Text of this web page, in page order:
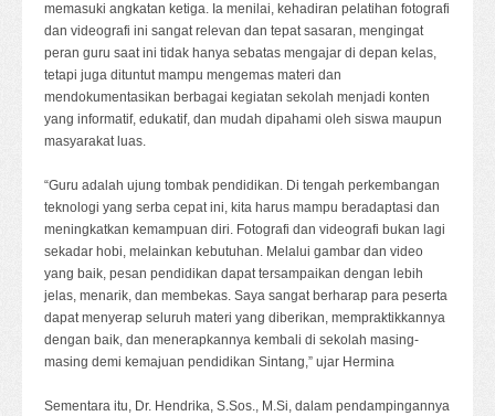
memasuki angkatan ketiga. Ia menilai, kehadiran pelatihan fotografi
dan videografi ini sangat relevan dan tepat sasaran, mengingat
peran guru saat ini tidak hanya sebatas mengajar di depan kelas,
tetapi juga dituntut mampu mengemas materi dan
mendokumentasikan berbagai kegiatan sekolah menjadi konten
yang informatif, edukatif, dan mudah dipahami oleh siswa maupun
masyarakat luas.
“Guru adalah ujung tombak pendidikan. Di tengah perkembangan
teknologi yang serba cepat ini, kita harus mampu beradaptasi dan
meningkatkan kemampuan diri. Fotografi dan videografi bukan lagi
sekadar hobi, melainkan kebutuhan. Melalui gambar dan video
yang baik, pesan pendidikan dapat tersampaikan dengan lebih
jelas, menarik, dan membekas. Saya sangat berharap para peserta
dapat menyerap seluruh materi yang diberikan, mempraktikkannya
dengan baik, dan menerapkannya kembali di sekolah masing-
masing demi kemajuan pendidikan Sintang,” ujar Hermina
Sementara itu, Dr. Hendrika, S.Sos., M.Si, dalam pendampingannya